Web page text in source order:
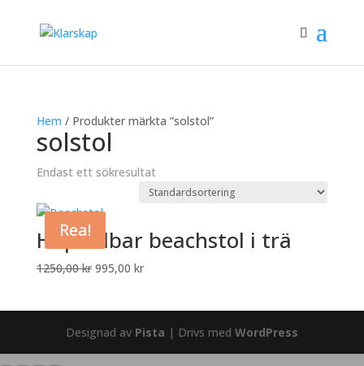
Hem / Produkter märkta ”solstol”
solstol
Endast ett sökresultat
Rea!
Hopfällbar beachstol i trä
1250,00kr Det
1250,00 kr.
995,00 krDet
995,00 kr.
Designad av Pista | Drivs med WordPress